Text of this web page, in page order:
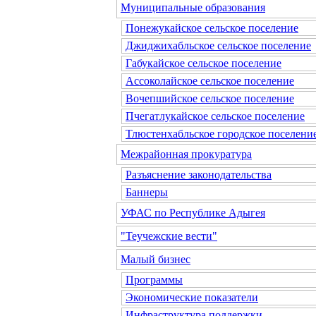
Муниципальные образования
Понежукайское сельское поселение
Джиджихабльское сельское поселение
Габукайское сельское поселение
Ассоколайское сельское поселение
Вочепшийское сельское поселение
Пчегатлукайское сельское поселение
Тлюстенхабльское городское
Межрайонная прокуратура
Разъяснение законодательства
Баннеры
УФАС по Республике Адыгея
"Теучежские вести"
Малый бизнес
Программы
Экономические показатели